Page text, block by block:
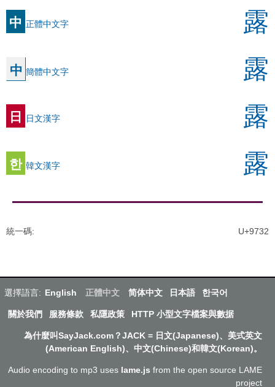
中 正體中文字 露
中 簡體中文字 露
日 日文漢字 露
한 韓文漢字 露
統一碼: U+9732
選擇語言: English 正體中文 简体中文 日本語 한국어
關於我們 服務條款 私隱政策 HTTP 小型文字檔案與數据
為什麼叫SayJack.com？JACK = 日文(Japanese)、美式英文
(American English)、中文(Chinese)和韓文(Korean)。
Audio encoding to mp3 uses lame.js from the open source LAME
project